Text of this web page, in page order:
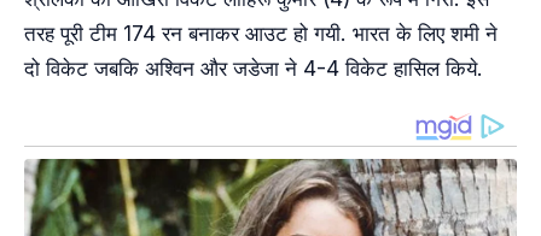
तरह पूरी टीम 174 रन बनाकर आउट हो गयी. भारत के लिए शमी ने
दो विकेट जबकि अश्विन और जडेजा ने 4-4 विकेट हासिल किये.